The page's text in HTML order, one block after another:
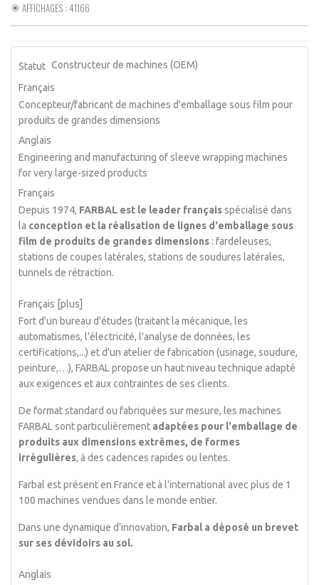
AFFICHAGES : 41166
Statut Constructeur de machines (OEM)
Français
Concepteur/fabricant de machines d'emballage sous film pour
produits de grandes dimensions
Anglais
Engineering and manufacturing of sleeve wrapping machines
for very large-sized products
Français
Depuis 1974, FARBAL est le leader françaisspécialisé dans
la conception et la réalisation de lignes d'emballage sous
film de produits de grandes dimensions : fardeleuses,
stations de coupes latérales, stations de soudures latérales,
tunnels de rétraction.
Français [plus]
Fort d'un bureau d'études (traitant la mécanique, les
automatismes, l'électricité, l'analyse de données, les
certifications,...) et d'un atelier de fabrication (usinage, soudure,
peinture,…), FARBAL propose un haut niveau technique adapté
aux exigences et aux contraintes de ses clients.
De format standard ou fabriquées sur mesure, les machines
FARBAL sont particulièrement adaptées pour l'emballage de
produits aux dimensions extrêmes, de formes
irrégulières, à des cadences rapides ou lentes.
Farbal est présent en France et à l'international avec plus de 1
100 machines vendues dans le monde entier.
Dans une dynamique d'innovation, Farbal a déposé un brevet
sur ses dévidoirs au sol.
Anglais